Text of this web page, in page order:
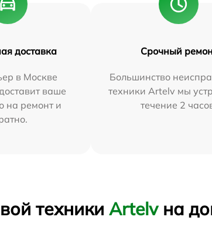
доставка
в Москве
ваше
на ремонт и
Срочный
Большинство
техники Artelv мы
течение 2
техники Artelvна